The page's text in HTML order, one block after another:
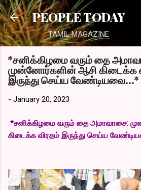
Skip to main
PEOPLE TODAY
TAMIL MAGAZINE
*சனிக்கிழமை வரும் தை
முன்னோர்களின் ஆசி கிடைக்க
இருந்து செய்ய வேண்டியவை...*
- January 20, 2023
*சனிக்கிழமை வரும் தை அமாவாசை:
கிடைக்க விரதம் இருந்து செய்ய